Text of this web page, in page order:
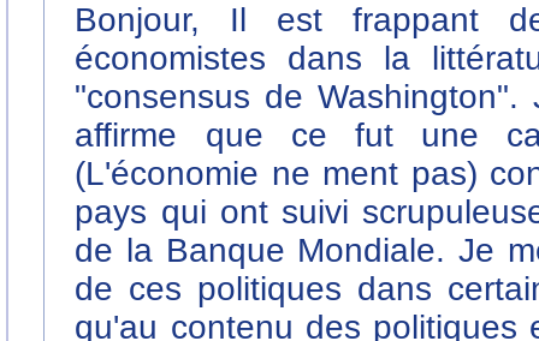
Bonjour, Il est frappant
économistes dans la
"consensus de
affirme que ce fut une
(L'économie ne ment pas)
pays qui ont suivi
de la Banque Mondiale. Je
de ces politiques dans
qu'au contenu des politiques